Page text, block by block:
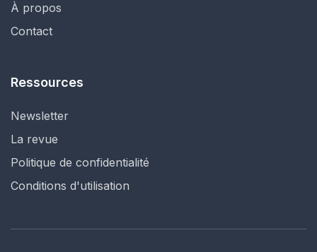
À propos
Contact
Ressources
Newsletter
La revue
Politique de confidentialité
Conditions d'utilisation